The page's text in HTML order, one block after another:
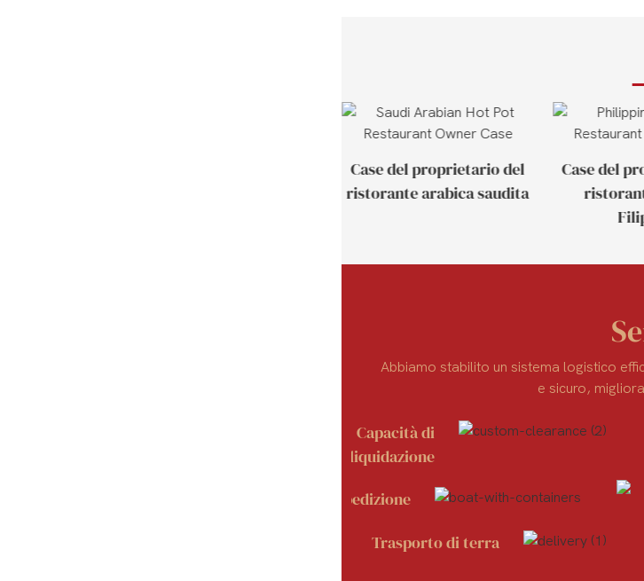
Case del proprietario del
ristorante arabica saudita
Case del
Abbiamo stabilito un sistema logistico
e sicuro,
Capacità di
liquidazione
Spedizione
Trasporto di terra